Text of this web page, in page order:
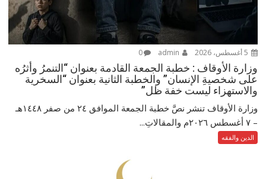
0
وزارة الأوقاف : خطبة الجمعة القادمة بعنوان “التنمرُ وأثرُه
على شخصيةِ الإنسان” والخطبة الثانية بعنوان “السخرية
والاستهزاء ليست خفة ظل”
وزارة الأوقاف تنشر نصَّ خطبة الجمعة الموافق ٢٤ من صفر ١٤٤٨هـ
– ‏٧ أغسطس ٢٠٢٦م والمقالاتِ...
الدين والفقه